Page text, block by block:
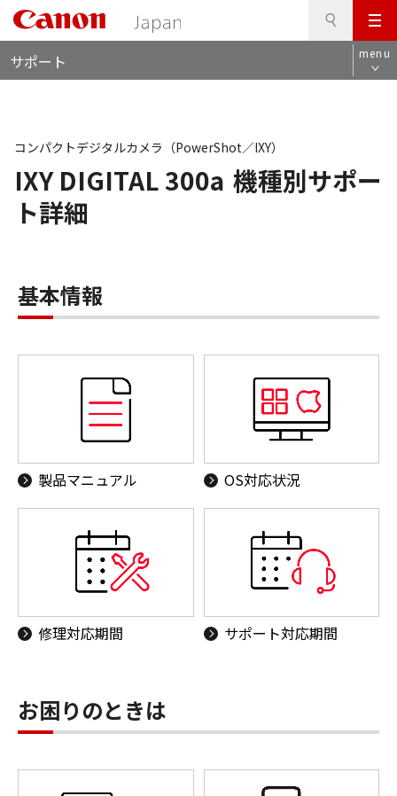
メ
ニ
ュ
サポート menu
IXY DIGITAL 300a 機種別サポー
ト詳細
コンパクトデジタルカメラ（PowerShot／IXY）
基本情報
製品マニュアル OS対応状況
修理対応期間 サポート対応期間
お困りのときは